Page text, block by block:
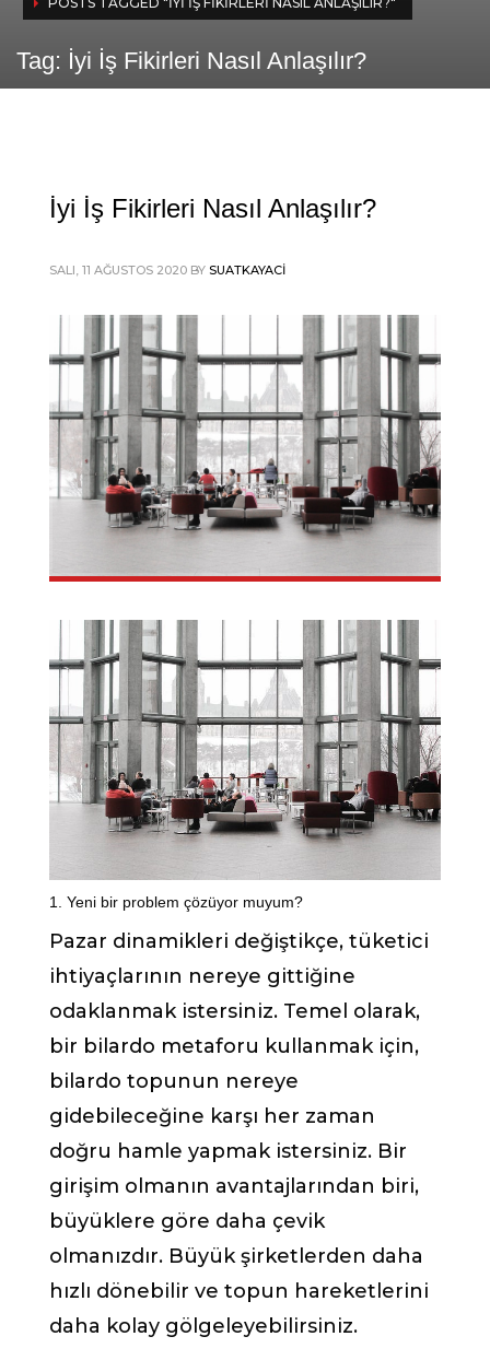
Tag: İyi İş Fikirleri Nasıl Anlaşılır?
İyi İş Fikirleri Nasıl Anlaşılır?
SALI, 11 AĞUSTOS 2020 BY SUATKAYACI
1. Yeni bir problem çözüyor muyum?
Pazar dinamikleri değiştikçe, tüketici
ihtiyaçlarının nereye gittiğine
odaklanmak istersiniz. Temel olarak,
bir bilardo metaforu kullanmak için,
bilardo topunun nereye
gidebileceğine karşı her zaman
doğru hamle yapmak istersiniz. Bir
girişim olmanın avantajlarından biri,
büyüklere göre daha çevik
olmanızdır. Büyük şirketlerden daha
hızlı dönebilir ve topun hareketlerini
daha kolay gölgeleyebilirsiniz.